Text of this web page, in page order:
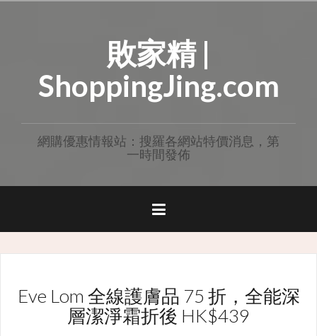
敗家精 |
ShoppingJing.com
網購優惠情報站：搜羅各網站特價消息，第
一時間發佈
Eve Lom 全線護膚品 75 折，全能深
層潔淨霜折後 HK$439